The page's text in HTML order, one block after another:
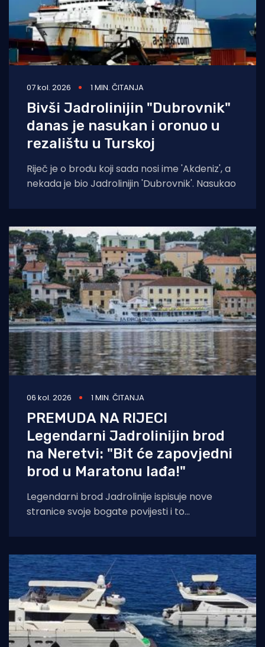
07 kol. 2026 1 MIN. ČITANJA
Bivši Jadrolinijin "Dubrovnik"
danas je nasukan i oronuo u
rezalištu u Turskoj
Riječ je o brodu koji sada nosi ime 'Akdeniz', a
nekada je bio Jadrolinijin 'Dubrovnik'. Nasukao
06 kol. 2026 1 MIN. ČITANJA
PREMUDA NA RIJECI
Legendarni Jadrolinijin brod
na Neretvi: "Bit će zapovjedni
brod u Maratonu lađa!"
Legendarni brod Jadrolinije ispisuje nove
stranice svoje bogate povijesti i to